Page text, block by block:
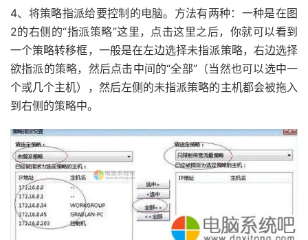
4、将策略指派给要控制的电脑。方法有两种：一种是在图
2的右侧的“指派策略”这里，点击这里之后，你就可以看到
一个策略转移框，一般是在左边选择未指派策略，右边选择
欲指派的策略，然后点击中间的“全部”（当然也可以选中一
个或几个主机），然后左侧的未指派策略的主机都会被拖入
到右侧的策略中。